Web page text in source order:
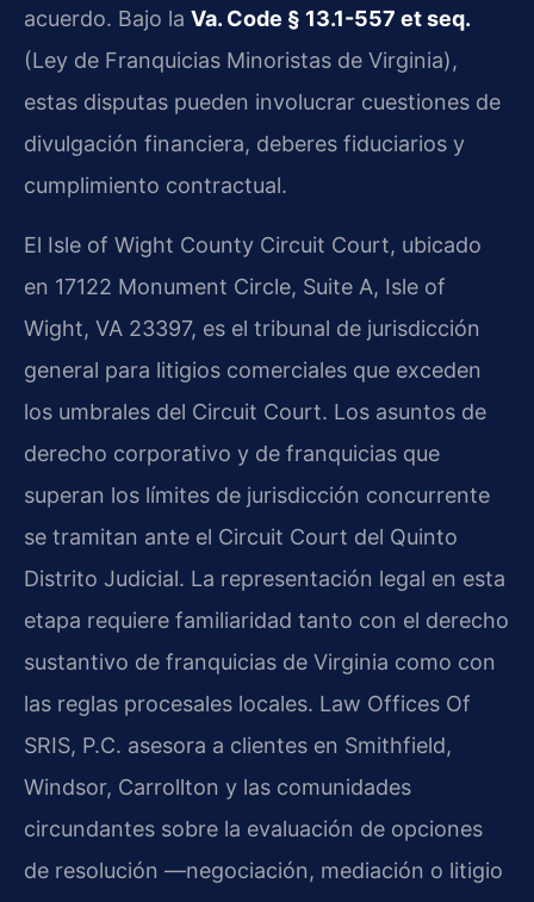
acuerdo. Bajo la Va. Code § 13.1-557 et seq.
(Ley de Franquicias Minoristas de Virginia),
estas disputas pueden involucrar cuestiones de
divulgación financiera, deberes fiduciarios y
cumplimiento contractual.
El Isle of Wight County Circuit Court, ubicado
en 17122 Monument Circle, Suite A, Isle of
Wight, VA 23397, es el tribunal de jurisdicción
general para litigios comerciales que exceden
los umbrales del Circuit Court. Los asuntos de
derecho corporativo y de franquicias que
superan los límites de jurisdicción concurrente
se tramitan ante el Circuit Court del Quinto
Distrito Judicial. La representación legal en esta
etapa requiere familiaridad tanto con el derecho
sustantivo de franquicias de Virginia como con
las reglas procesales locales. Law Offices Of
SRIS, P.C. asesora a clientes en Smithfield,
Windsor, Carrollton y las comunidades
circundantes sobre la evaluación de opciones
de resolución —negociación, mediación o litigio